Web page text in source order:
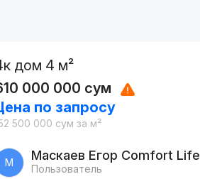
дом 4 м²
000 000 сум
по запросу
500 000 сум за м²
М Маскаев Егор Comfort Life
Пользователь